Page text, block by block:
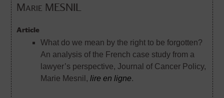
Marie MESNIL
Article
What do we mean by the right to be forgotten?
An analysis of the French case study from a
lawyer’s perspective, Journal of Cancer Policy,
Marie Mesnil,lire en ligne.